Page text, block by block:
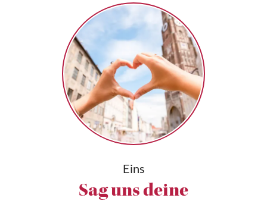
Eins
Sag uns deine